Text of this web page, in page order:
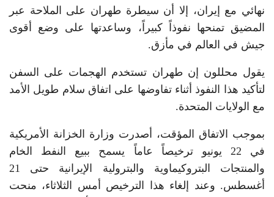
نهائي مع إيران، إلا أن سيطرة طهران على الملاحة عبر
المضيق تمنحها نفوذاً كبيراً، وساعدتها على وضع أقوى
جيش في العالم في مأزق.
يقول محللون إن طهران تستخدم الهجمات على السفن
لتأكيد هذا النفوذ أثناء تفاوضها على اتفاق سلام طويل الأمد
مع الولايات المتحدة.
بموجب الاتفاق المؤقت، أصدرت وزارة الخزانة الأمريكية
في 22 يونيو ترخيصاً عاماً يسمح ببيع النفط الخام
والمنتجات البتروكيماوية والبترولية الإيرانية حتى 21
أغسطس. وعند إلغاء هذا الترخيص أمس الثلاثاء، منحت